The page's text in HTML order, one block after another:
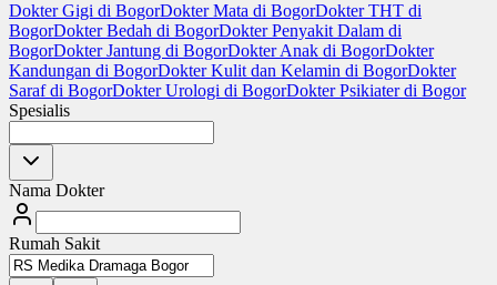
Dokter Gigi di BogorDokter Mata di BogorDokter THT di
BogorDokter Bedah di BogorDokter Penyakit Dalam di
BogorDokter Jantung di BogorDokter Anak di BogorDokter
Kandungan di BogorDokter Kulit dan Kelamin di BogorDokter
Saraf di BogorDokter Urologi di BogorDokter Psikiater di Bogor
Spesialis
Nama Dokter
Rumah Sakit